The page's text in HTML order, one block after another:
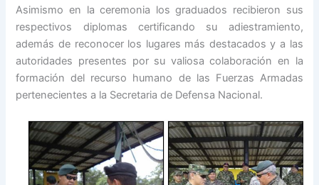
Asimismo en la ceremonia los graduados recibieron sus
respectivos diplomas certificando su adiestramiento,
además de reconocer los lugares más destacados y a las
autoridades presentes por su valiosa colaboración en la
formación del recurso humano de las Fuerzas Armadas
pertenecientes a la Secretaria de Defensa Nacional.